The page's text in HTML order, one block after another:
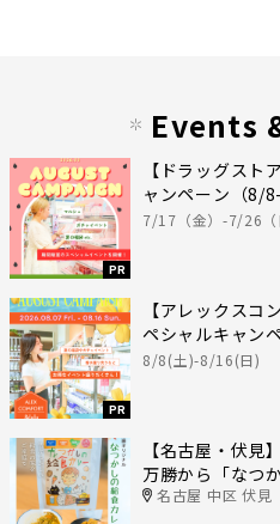
Events
PR
【ドラッグス
ャンペーン（8/
7/17（金）-7/26（
PR
【アレックス
ペシャルキャン
8/8(土)-8/16(日)
【名古屋・伏見
万勝から「なつ
名古屋 中区 伏見